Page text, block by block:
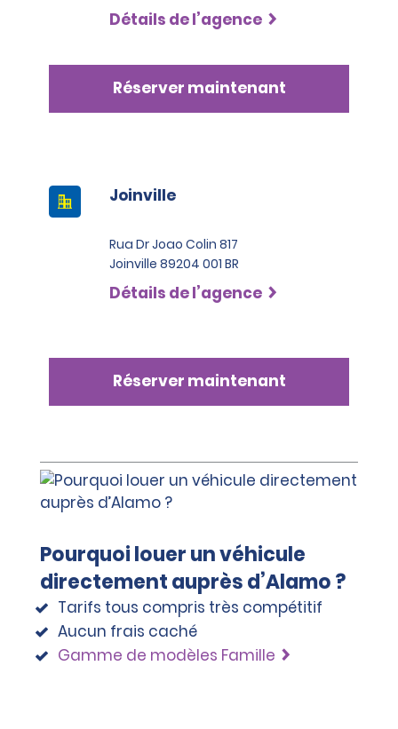
Détails de l’agence
Réserver maintenant
Joinville
Rua Dr Joao Colin 817
Joinville 89204 001 BR
Détails de l’agence
Réserver maintenant
Pourquoi louer un véhicule
directement auprès d’Alamo ?
Tarifs tous compris très compétitif
Aucun frais caché
Gamme de modèles Famille